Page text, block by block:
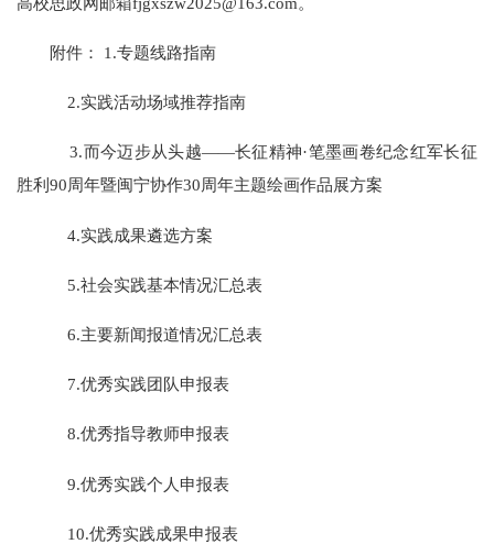
附件： 1.专题线路指南
2.实践活动场域推荐指南
3.而今迈步从头越——长征精神·笔墨画卷纪念红军长征
胜利90周年暨闽宁协作30周年主题绘画作品展方案
4.实践成果遴选方案
5.社会实践基本情况汇总表
6.主要新闻报道情况汇总表
7.优秀实践团队申报表
8.优秀指导教师申报表
9.优秀实践个人申报表
10.优秀实践成果申报表